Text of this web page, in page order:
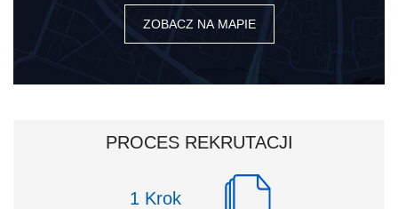
ZOBACZ NA MAPIE
PROCES REKRUTACJI
Krok